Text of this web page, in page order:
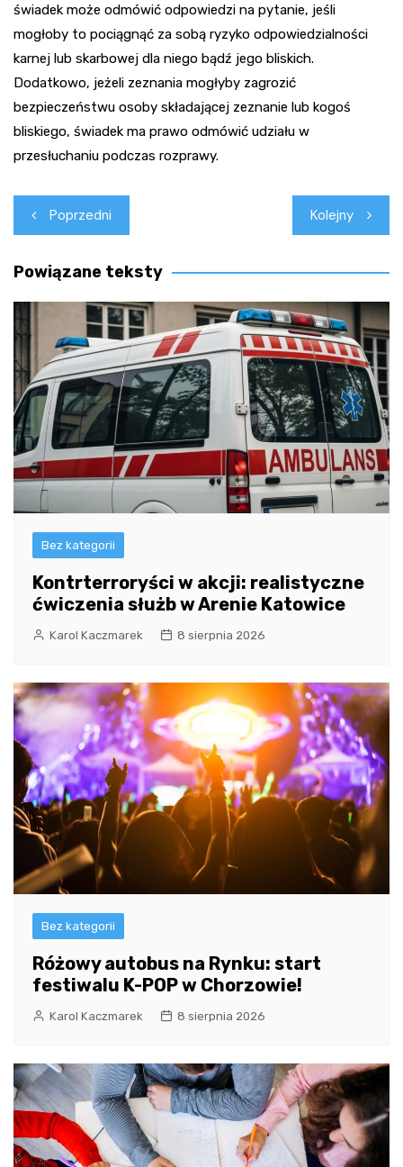
świadek może odmówić odpowiedzi na pytanie, jeśli
mogłoby to pociągnąć za sobą ryzyko odpowiedzialności
karnej lub skarbowej dla niego bądź jego bliskich.
Dodatkowo, jeżeli zeznania mogłyby zagrozić
bezpieczeństwu osoby składającej zeznanie lub kogoś
bliskiego, świadek ma prawo odmówić udziału w
przesłuchaniu podczas rozprawy.
Nawigacja
wpisu
Poprzedni Kolejny
Powiązane teksty
Bez kategorii
Kontrterroryści w akcji: realistyczne
ćwiczenia służb w Arenie Katowice
Karol Kaczmarek 8 sierpnia 2026
Bez kategorii
Różowy autobus na Rynku: start
festiwalu K-POP w Chorzowie!
Karol Kaczmarek 8 sierpnia 2026